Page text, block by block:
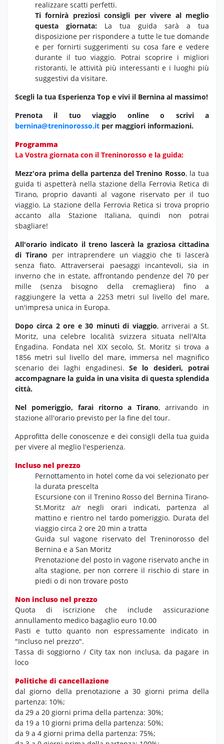
realizzare scatti perfetti.
Ti fornirà preziosi consigli per vivere al meglio
questa giornata: La tua guida sarà a tua
disposizione per rispondere a tutte le tue domande
e per fornirti suggerimenti su cosa fare e vedere
durante il tuo viaggio. Potrai scoprire i migliori
ristoranti, le attività più interessanti e i luoghi più
suggestivi da visitare.
Scegli la tua Esperienza Top e vivi il Bernina al massimo!
Prenota il tuo viaggio online o scrivi a
bernina@treninorosso.it per maggiori informazioni.
Programma
La Vostra giornata con il Treninorosso e la guida:
Mezz'ora prima della partenza del Trenino Rosso, la tua
guida ti aspetterà nella stazione della Ferrovia Retica di
Tirano, proprio davanti al vagone riservato per il tuo
viaggio. La stazione della Ferrovia Retica si trova proprio
accanto alla Stazione Italiana, quindi non potrai
sbagliare!
All'orario indicato il treno lascerà la graziosa cittadina
di Tirano per intraprendere un viaggio che ti lascerà
senza fiato. Attraverserai paesaggi incantevoli,sia in
inverno che in estate, affrontando pendenze del 70 per
mille (senza bisogno della cremagliera) fino a
raggiungere la vetta a 2253 metri sul livello del mare,
un'impresa unica in Europa.
Dopo circa 2 ore e 30 minuti di viaggio,arriverai a St.
Moritz, una celebre località svizzera situata nell'Alta
Engadina. Fondata nel XIX secolo, St. Moritz si trova a
1856 metri sul livello del mare,immersa nel magnifico
scenario dei laghi engadinesi. Se lo desideri, potrai
accompagnare la guida in una visita di questa splendida
città.
Nel pomeriggio, farai ritorno a Tirano, arrivando in
stazione all'orario previsto per la fine del tour.
Approfitta delle conoscenze e dei consigli della tua guida
per vivere al meglio l'esperienza.
Incluso nel prezzo
Pernottamento in hotel come da voi selezionato per
la durata prescelta
Escursione con il Trenino Rosso del Bernina Tirano-
St.Moritz a/r negli orari indicati, partenza al
mattino e rientro nel tardo pomeriggio. Durata del
viaggio circa 2 ore 20 min a tratta
Guida sul vagone riservato del Treninorosso del
Bernina e a San Moritz
Prenotazione del posto in vagone riservato anche in
alta stagione, per non correre il rischio di stare in
piedi o di non trovare posto
Non incluso nel prezzo
Quota di iscrizione che include assicurazione
annullamento medico bagaglio euro 10.00
Pasti e tutto quanto non espressamente indicato in
"Incluso nel prezzo".
Tassa di soggiorno / City tax non inclusa, da pagare in
loco
Politiche di cancellazione
dal giorno della prenotazione a 30 giorni prima della
partenza: 10%;
da 29 a 20 giorni prima della partenza: 30%;
da 19 a 10 giorni prima della partenza: 50%;
da 9 a 4 giorni prima della partenza: 75%;